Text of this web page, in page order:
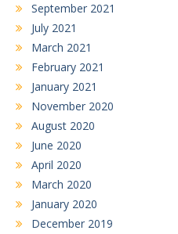
September 2021
July 2021
March 2021
February 2021
January 2021
November 2020
August 2020
June 2020
April 2020
March 2020
January 2020
December 2019